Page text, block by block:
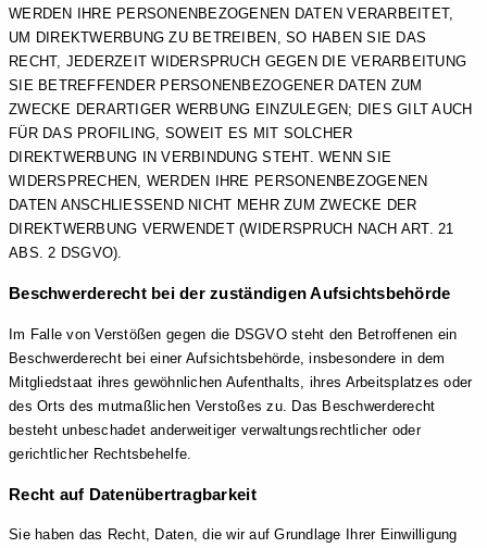
WERDEN IHRE PERSONENBEZOGENEN DATEN VERARBEITET,
UM DIREKTWERBUNG ZU BETREIBEN, SO HABEN SIE DAS
RECHT, JEDERZEIT WIDERSPRUCH GEGEN DIE VERARBEITUNG
SIE BETREFFENDER PERSONENBEZOGENER DATEN ZUM
ZWECKE DERARTIGER WERBUNG EINZULEGEN; DIES GILT AUCH
FÜR DAS PROFILING, SOWEIT ES MIT SOLCHER
DIREKTWERBUNG IN VERBINDUNG STEHT. WENN SIE
WIDERSPRECHEN, WERDEN IHRE PERSONENBEZOGENEN
DATEN ANSCHLIESSEND NICHT MEHR ZUM ZWECKE DER
DIREKTWERBUNG VERWENDET (WIDERSPRUCH NACH ART. 21
ABS. 2 DSGVO).
Beschwerde­recht bei der zuständigen Aufsichts­behörde
Im Falle von Verstößen gegen die DSGVO steht den Betroffenen ein
Beschwerderecht bei einer Aufsichtsbehörde, insbesondere in dem
Mitgliedstaat ihres gewöhnlichen Aufenthalts, ihres Arbeitsplatzes oder
des Orts des mutmaßlichen Verstoßes zu. Das Beschwerderecht
besteht unbeschadet anderweitiger verwaltungsrechtlicher oder
gerichtlicher Rechtsbehelfe.
Recht auf Daten­übertrag­barkeit
Sie haben das Recht, Daten, die wir auf Grundlage Ihrer Einwilligung